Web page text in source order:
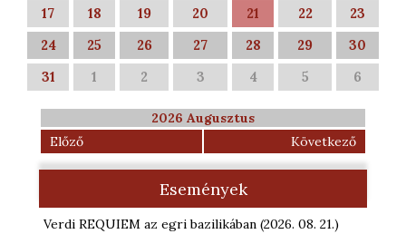
17
18 19 20 21 22
23
24
25 26 27 28 29
30
31
1 2 3 4 5 6
2026 Augusztus
Előző
Következő
Események
Verdi REQUIEM az egri bazilikában (2026. 08. 21.)